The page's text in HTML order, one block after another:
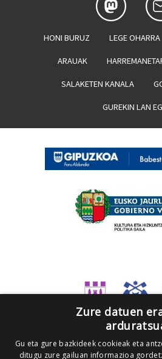
HONI BURUZ LEGE OHARRA
ARAUAK
SALAKETEN KANALA
GUREKIN LAN
Zure datuen
Gu eta gure bazkideek cookieak eta
ditugu zure gailuan informazioa